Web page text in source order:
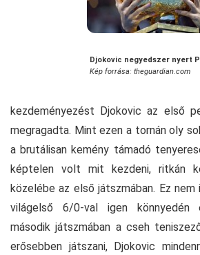
Djokovic negyedszer nyert
Kép forrása: theguardian.com
kezdeményezést Djokovic az első
megragadta. Mint ezen a tornán oly
a brutálisan kemény támadó
képtelen volt mit kezdeni, ritkán
közelébe az első játszmában. Ez
világelső 6/0-val igen
második játszmában a cseh
erősebben játszani, Djokovic